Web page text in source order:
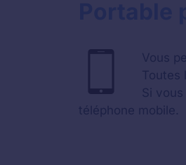
Vous
Toutes
Si
téléphone mobile.